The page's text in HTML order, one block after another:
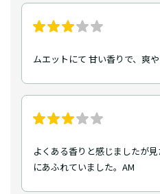
ムエットにて 甘い香りで、爽
よくある香りと感じましたが
にあふれていました。AM